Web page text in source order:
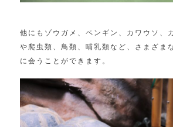
他にもゾウガメ、ペンギン、カワウソ、
や爬虫類、鳥類、哺乳類など、さまざま
に会うことができます。